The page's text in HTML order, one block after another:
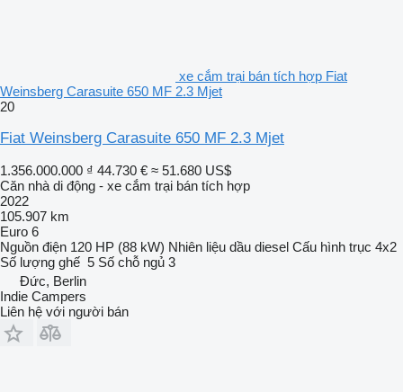
xe cắm trại bán tích hợp Fiat
Weinsberg Carasuite 650 MF 2.3 Mjet
20
Fiat Weinsberg Carasuite 650 MF 2.3 Mjet
1.356.000.000 ₫ 44.730 € ≈ 51.680 US$
Căn nhà di động - xe cắm trại bán tích hợp
2022
105.907 km
Euro 6
Nguồn điện 120 HP (88 kW) Nhiên liệu dầu diesel Cấu hình trục 4x2
Số lượng ghế 5 Số chỗ ngủ 3
Đức, Berlin
Indie Campers
Liên hệ với người bán